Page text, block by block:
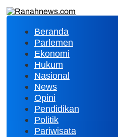
Beranda
Parlemen
Ekonomi
Hukum
Nasional
News
Opini
Pendidikan
Politik
Pariwisata